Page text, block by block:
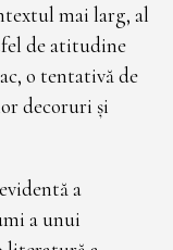
mai larg, al
de atitudine
o tentativă de
decoruri și
a
a unui